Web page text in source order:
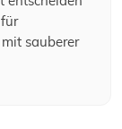
sauberer